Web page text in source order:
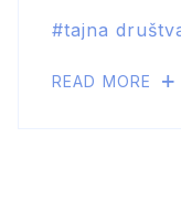
tajna
READ MORE